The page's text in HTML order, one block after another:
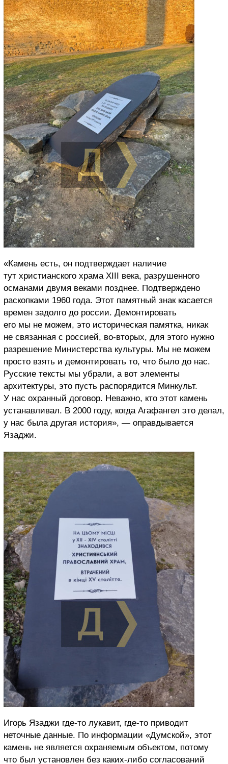
«Камень есть, он подтверждает наличие
тут христианского храма XIII века, разрушенного
османами двумя веками позднее. Подтверждено
раскопками 1960 года. Этот памятный знак касается
времен задолго до россии. Демонтировать
его мы не можем, это историческая памятка, никак
не связанная с россией, во-вторых, для этого нужно
разрешение Министерства культуры. Мы не можем
просто взять и демонтировать то, что было до нас.
Русские тексты мы убрали, а вот элементы
архитектуры, это пусть распорядится Минкульт.
У нас охранный договор. Неважно, кто этот камень
устанавливал. В 2000 году, когда Агафангел это делал,
у нас была другая история», — оправдывается
Язаджи.
Игорь Язаджи где-то лукавит, где-то приводит
неточные данные. По информации «Думской», этот
камень не является охраняемым объектом, потому
что был установлен без каких-либо согласований